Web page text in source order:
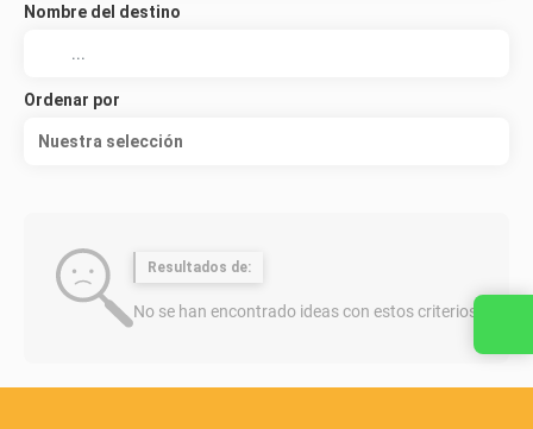
Nombre del destino
Ordenar por
Nuestra selección
Resultados de:
No se han encontrado ideas con estos criterios